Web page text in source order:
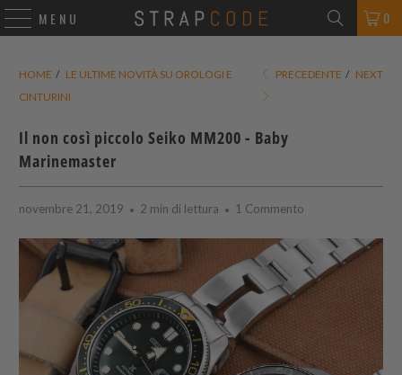
MENU 0
HOME / LE ULTIME NOVITÀ SU OROLOGI E
CINTURINI
PRECEDENTE / NEXT
Il non così piccolo Seiko MM200 - Baby
Marinemaster
novembre 21, 2019 2 min di lettura 1 Commento